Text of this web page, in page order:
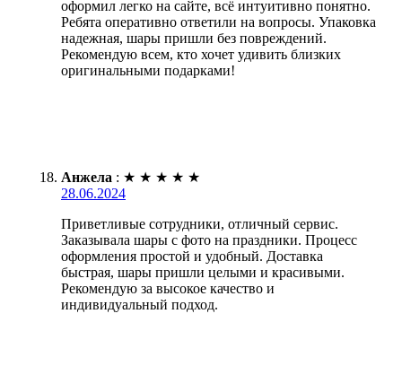
оформил легко на сайте, всё интуитивно понятно.
Ребята оперативно ответили на вопросы. Упаковка
надежная, шары пришли без повреждений.
Рекомендую всем, кто хочет удивить близких
оригинальными подарками!
Анжела : ★ ★ ★ ★ ★
28.06.2024
Приветливые сотрудники, отличный сервис.
Заказывала шары с фото на праздники. Процесс
оформления простой и удобный. Доставка
быстрая, шары пришли целыми и красивыми.
Рекомендую за высокое качество и
индивидуальный подход.